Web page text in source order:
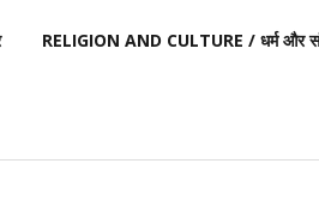
RELIGION AND CULTURE / धर्म और
में सिकंदर महान की
खेल आयोजित ♦️ईसा पूर्व 753 – रोम